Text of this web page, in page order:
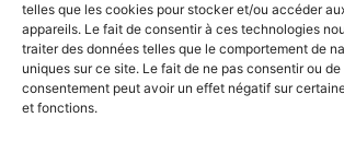
telles que les cookies pour stocker et/ou accéder
appareils. Le fait de consentir à ces technologies
traiter des données telles que le comportement de
uniques sur ce site. Le fait de ne pas consentir ou de
consentement peut avoir un effet négatif sur
et fonctions.
Accueil Economie Entreprises